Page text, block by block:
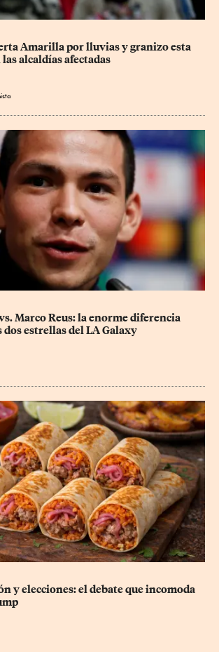
Amarilla por lluvias y granizo esta
alcaldías afectadas
Marco Reus: la enorme diferencia
estrellas del LA Galaxy
y elecciones: el debate que incomoda